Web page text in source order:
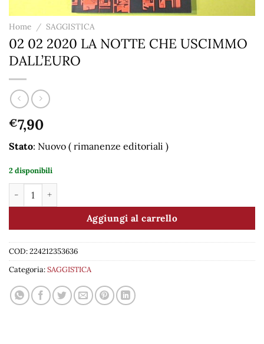
Home / SAGGISTICA
02 02 2020 LA NOTTE CHE USCIMMO
DALL’EURO
€7,90
Stato: Nuovo ( rimanenze editoriali )
2 disponibili
02 02 2020 LA NOTTE CHE USCIMMO DALL'EURO quantità
Aggiungi al carrello
COD:224212353636
Categoria:SAGGISTICA